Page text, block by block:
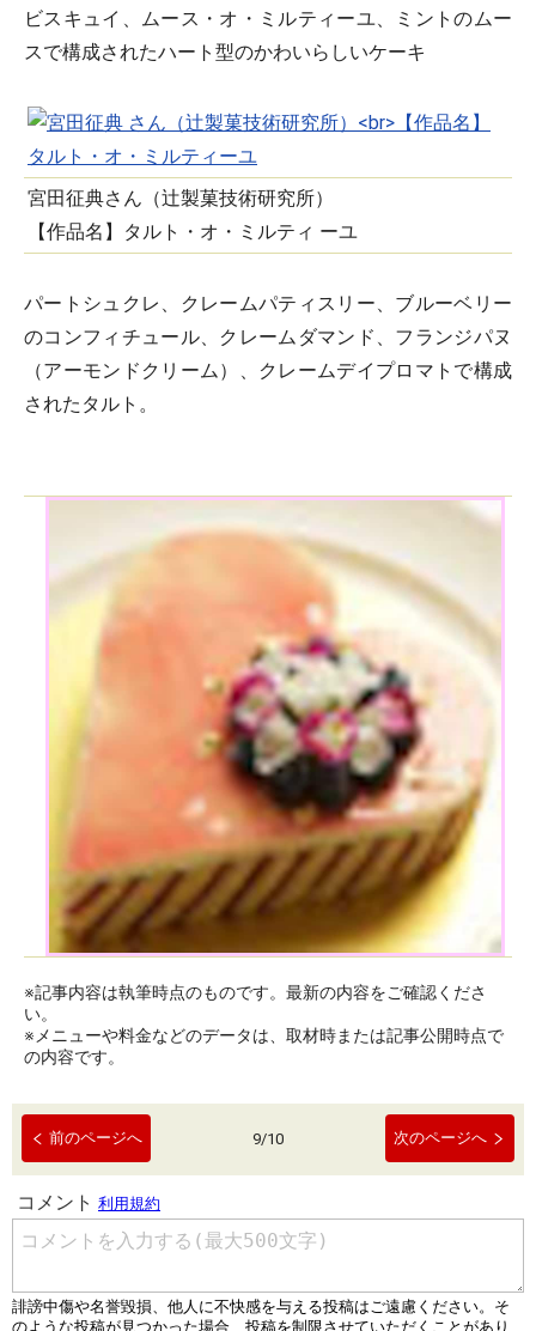
ビスキュイ、ムース・オ・ミルティーユ、ミントのムー
スで構成されたハート型のかわいらしいケーキ
宮田征典さん（辻製菓技術研究所）
【作品名】タルト・オ・ミルティ ーユ
パートシュクレ、クレームパティスリー、ブルーベリー
のコンフィチュール、クレームダマンド、フランジパヌ
（アーモンドクリーム）、クレームデイプロマトで構成
されたタルト。
※記事内容は執筆時点のものです。最新の内容をご確認くださ
い。
※メニューや料金などのデータは、取材時または記事公開時点で
の内容です。
前のページへ 9/10 次のページへ